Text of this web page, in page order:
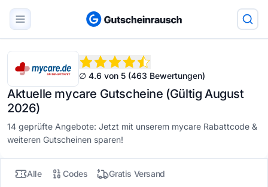
∅ 4.6 von 5 (463 Bewertungen)
Aktuelle mycare Gutscheine (Gültig August
2026)
14 geprüfte Angebote: Jetzt mit unserem mycare Rabattcode &
weiteren Gutscheinen sparen!
Alle Codes Gratis Versand